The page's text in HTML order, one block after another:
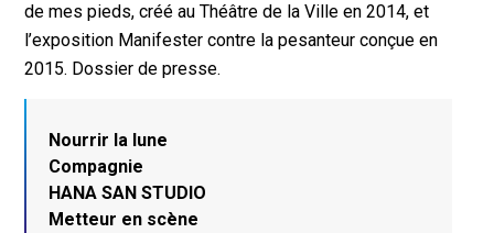
de mes pieds, créé au Théâtre de la Ville en 2014, et
l’exposition Manifester contre la pesanteur conçue en
2015. Dossier de presse.
Nourrir la lune
Compagnie
HANA SAN STUDIO
Metteur en scène